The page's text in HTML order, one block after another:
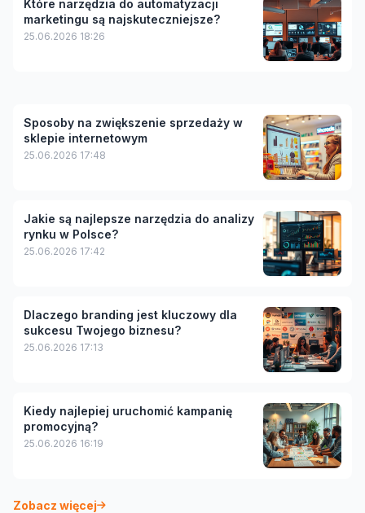
Które narzędzia do automatyzacji
marketingu są najskuteczniejsze?
25.06.2026 18:26
Sposoby na zwiększenie sprzedaży w
sklepie internetowym
25.06.2026 17:48
Jakie są najlepsze narzędzia do analizy
rynku w Polsce?
25.06.2026 17:42
Dlaczego branding jest kluczowy dla
sukcesu Twojego biznesu?
25.06.2026 17:13
Kiedy najlepiej uruchomić kampanię
promocyjną?
25.06.2026 16:19
Zobacz więcej